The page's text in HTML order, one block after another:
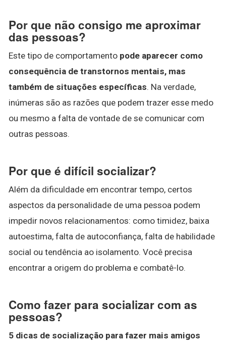
Por que não consigo me aproximar
das pessoas?
Este tipo de comportamento pode aparecer como
consequência de transtornos mentais, mas
também de situações específicas. Na verdade,
inúmeras são as razões que podem trazer esse medo
ou mesmo a falta de vontade de se comunicar com
outras pessoas.
Por que é difícil socializar?
Além da dificuldade em encontrar tempo, certos
aspectos da personalidade de uma pessoa podem
impedir novos relacionamentos: como timidez, baixa
autoestima, falta de autoconfiança, falta de habilidade
social ou tendência ao isolamento. Você precisa
encontrar a origem do problema e combatê-lo.
Como fazer para socializar com as
pessoas?
5 dicas de socialização para fazer mais amigos